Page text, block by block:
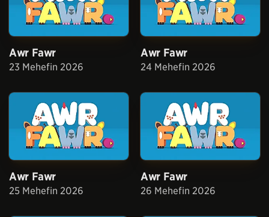
Awr Fawr
23 Mehefin 2026
Awr Fawr
24 Mehefin 2026
Awr Fawr
25 Mehefin 2026
Awr Fawr
26 Mehefin 2026